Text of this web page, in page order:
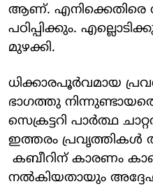
ആണ്. എനിക്കെതിരെ
പഠിപ്പിക്കും.
മുഴക്കി.
ധിക്കാരപൂർവമായ
ഭാഗത്തു
സെക്രട്ടറി പാർത്ഥ
ഇത്തരം പ്രവൃത്തികൾ
കബീറിന്‌ കാരണം
നൽകിയതായും